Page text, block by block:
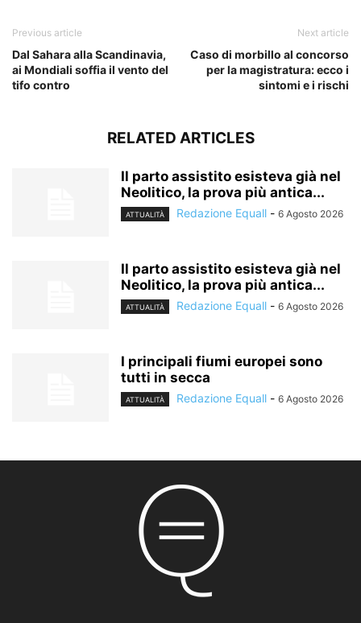
Previous article
Dal Sahara alla Scandinavia,
ai Mondiali soffia il vento del
tifo contro
Next article
Caso di morbillo al concorso
per la magistratura: ecco i
sintomi e i rischi
RELATED ARTICLES
Il parto assistito esisteva già nel
Neolitico, la prova più antica...
ATTUALITÀ Redazione Equall - 6 Agosto 2026
Il parto assistito esisteva già nel
Neolitico, la prova più antica...
ATTUALITÀ Redazione Equall - 6 Agosto 2026
I principali fiumi europei sono
tutti in secca
ATTUALITÀ Redazione Equall - 6 Agosto 2026